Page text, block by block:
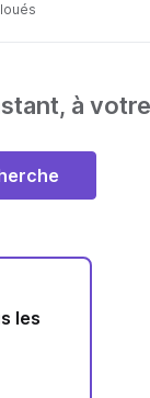
à
les